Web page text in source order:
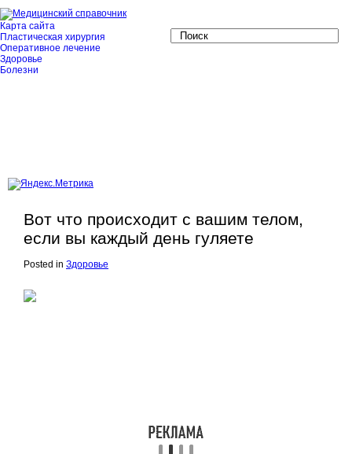
Карта сайта
Пластическая хирургия
Оперативное лечение
Здоровье
Болезни
Вот что происходит с вашим телом,
если вы каждый день гуляете
Posted in Здоровье